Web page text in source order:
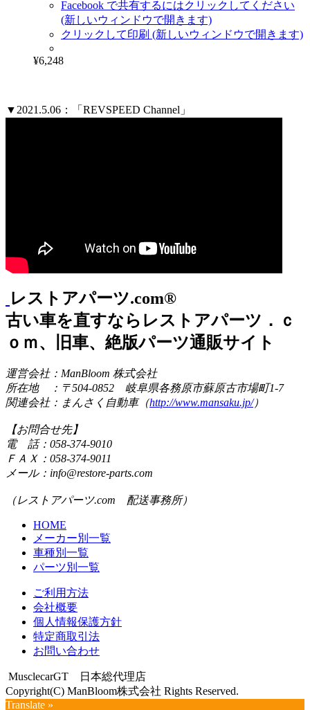
Facebook で共有するにはクリックしてください
(新しいウィンドウで開きます)
クリックして印刷 (新しいウィンドウで開きます)
¥6,248
▼2021.5.06：「REVSPEED Channel」
レストアパーツ.com®
古い車を直すならレストアパーツ．ｃ
ｏｍ、旧車、絶版パーツ通販サイト
運営会社：ManBloom 株式会社
所在地 ：〒504-0852 岐阜県各務原市蘇原古市場町1-7
関連会社：まんさく自動車（http://www.mansaku.jp/）
【お問合せ先】
電 話：058-374-9010
ＦＡＸ：058-374-9011
メール：info@restore-parts.com
（レストアパーツ.com 配送事務所）
HOME
メーカー別一覧
車種別一覧
パーツ別一覧
ご利用方法
会社概要
個人情報保護方針
特定商取引法
お問い合わせ
MusclecarGT 日本総代理店
Copyright(C) ManBloom株式会社 Rights Reserved.
Translate »